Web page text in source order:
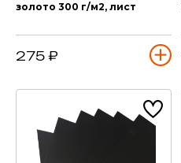
золото 300 г/м2, лист
275 ₽